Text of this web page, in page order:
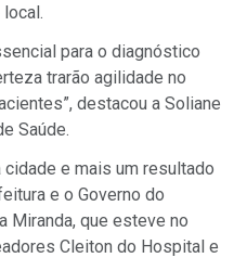
para o diagnóstico
trarão agilidade no
destacou a Soliane
Saúde.
cidade e mais um resultado
e o Governo do
Miranda, que esteve no
Cleiton do Hospital e